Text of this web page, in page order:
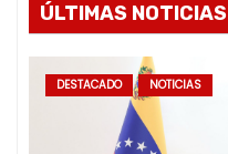
ÚLTIMAS NOTICIAS
DESTACADO NOTICIAS